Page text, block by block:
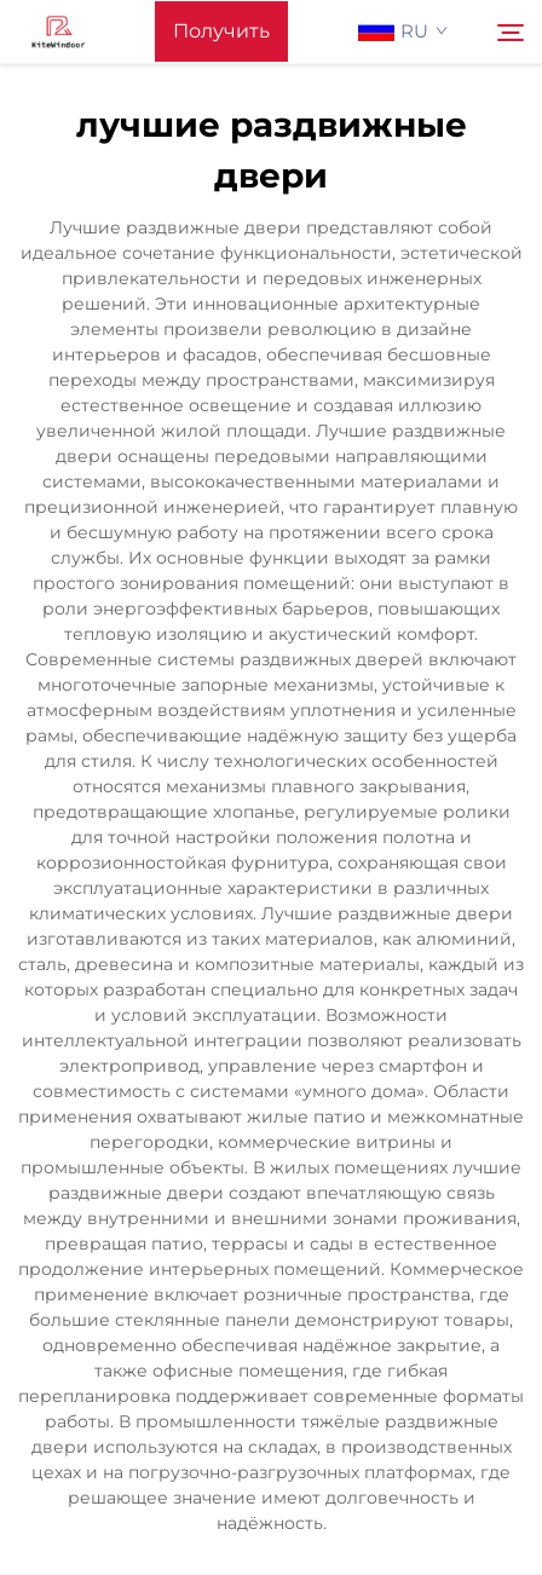
Получить RU
Главная Страница
Поддерживать
Produkty
Применение
Новости
Связаться С Нами
лучшие раздвижные
двери
Лучшие раздвижные двери представляют собой
идеальное сочетание функциональности, эстетической
привлекательности и передовых инженерных
решений. Эти инновационные архитектурные
элементы произвели революцию в дизайне
интерьеров и фасадов, обеспечивая бесшовные
переходы между пространствами, максимизируя
естественное освещение и создавая иллюзию
увеличенной жилой площади. Лучшие раздвижные
двери оснащены передовыми направляющими
системами, высококачественными материалами и
прецизионной инженерией, что гарантирует плавную
и бесшумную работу на протяжении всего срока
службы. Их основные функции выходят за рамки
простого зонирования помещений: они выступают в
роли энергоэффективных барьеров, повышающих
тепловую изоляцию и акустический комфорт.
Современные системы раздвижных дверей включают
многоточечные запорные механизмы, устойчивые к
атмосферным воздействиям уплотнения и усиленные
рамы, обеспечивающие надёжную защиту без ущерба
для стиля. К числу технологических особенностей
относятся механизмы плавного закрывания,
предотвращающие хлопанье, регулируемые ролики
для точной настройки положения полотна и
коррозионностойкая фурнитура, сохраняющая свои
эксплуатационные характеристики в различных
климатических условиях. Лучшие раздвижные двери
изготавливаются из таких материалов, как алюминий,
сталь, древесина и композитные материалы, каждый из
которых разработан специально для конкретных задач
и условий эксплуатации. Возможности
интеллектуальной интеграции позволяют реализовать
электропривод, управление через смартфон и
совместимость с системами «умного дома». Области
применения охватывают жилые патио и межкомнатные
перегородки, коммерческие витрины и
промышленные объекты. В жилых помещениях лучшие
раздвижные двери создают впечатляющую связь
между внутренними и внешними зонами проживания,
превращая патио, террасы и сады в естественное
продолжение интерьерных помещений. Коммерческое
применение включает розничные пространства, где
большие стеклянные панели демонстрируют товары,
одновременно обеспечивая надёжное закрытие, а
также офисные помещения, где гибкая
перепланировка поддерживает современные форматы
работы. В промышленности тяжёлые раздвижные
двери используются на складах, в производственных
цехах и на погрузочно-разгрузочных платформах, где
решающее значение имеют долговечность и
надёжность.